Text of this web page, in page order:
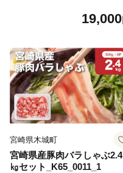
19,000
宮崎県木城町
宮崎県産豚肉バラしゃぶ2.4
㎏セット_K65_0011_1